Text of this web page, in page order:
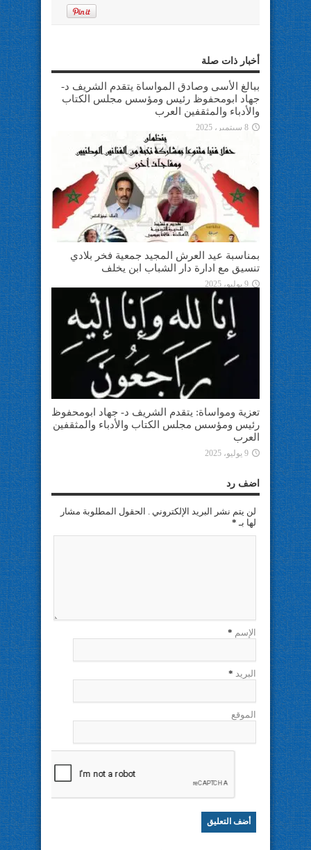
أخبار ذات صلة
ببالغ الأسى وصادق المواساة يتقدم الشريف د-
جهاد ابومحفوظ رئيس ومؤسس مجلس الكتاب
والأدباء والمثقفين العرب
8 سبتمبر، 2025
بمناسبة عيد العرش المجيد جمعية فخر بلادي
تنسيق مع ادارة دار الشباب ابن يخلف
9 يوليو، 2025
تعزية ومواساة: يتقدم الشريف د- جهاد ابومحفوظ
رئيس ومؤسس مجلس الكتاب والأدباء والمثقفين
العرب
9 يوليو، 2025
اضف رد
لن يتم نشر البريد الإلكتروني . الحقول المطلوبة مشار
لها بـ *
الإسم *
البريد *
الموقع